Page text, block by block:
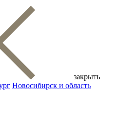
закрыть
Новосибирск и область